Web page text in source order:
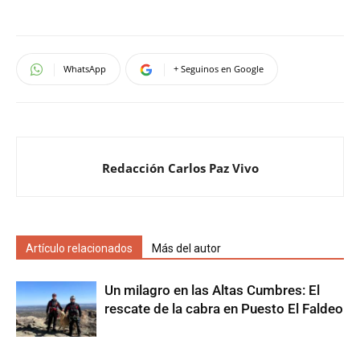
de
WhatsApp + Seguinos en Google
Redacción Carlos Paz Vivo
Artículo relacionados Más del autor
Un milagro en las Altas Cumbres: El
rescate de la cabra en Puesto El Faldeo